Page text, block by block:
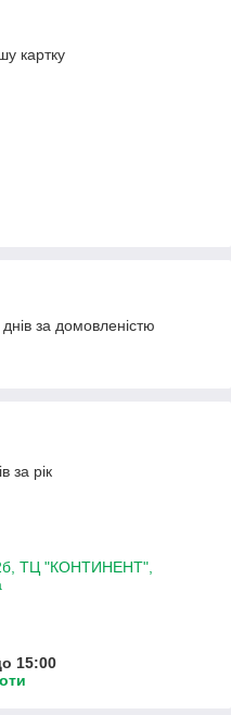
картку
за домовленістю
за рік
2б, ТЦ "КОНТИНЕНТ",
15:00